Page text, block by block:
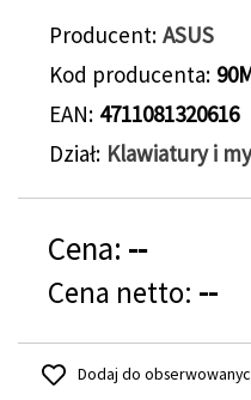
Producent ASUS
Kod producenta
EAN 4711081320616
Dział Klawiatury i
Cena: --
Cena netto: --
Dodaj do